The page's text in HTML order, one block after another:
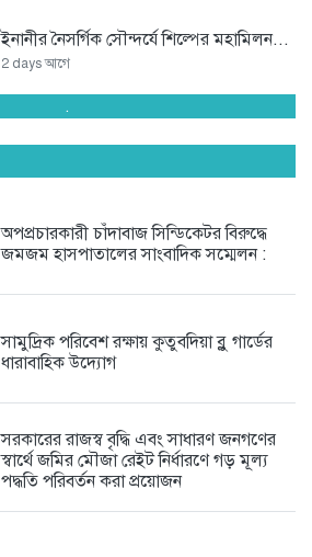
ইনানীর নৈসর্গিক সৌন্দর্যে শিল্পের মহামিলন...
2 days আগে
শেখ হাসিনার ভারতে যাওয়া সবই...
অপপ্রচারকারী চাঁদাবাজ সিন্ডিকেটর বিরুদ্ধে
4 days আগে
অদক্ষতা ও বহিরাগতদের দিয়ে দাপ্তরিক...
স্কপ কেন্দ্রীয় নেতৃবৃন্দের সঙ্গে কক্সবাজার...
.
অপপ্রচারকারী চাঁদাবাজ সিন্ডিকেটর বিরুদ্ধে
জমজম হাসপাতালের সাংবাদিক সম্মেলন :
সামুদ্রিক পরিবেশ রক্ষায় কুতুবদিয়া ব্লু গার্ডের
ধারাবাহিক উদ্যোগ
সরকারের রাজস্ব বৃদ্ধি এবং সাধারণ জনগণের
স্বার্থে জমির মৌজা রেইট নির্ধারণে গড় মূল্য
পদ্ধতি পরিবর্তন করা প্রয়োজন